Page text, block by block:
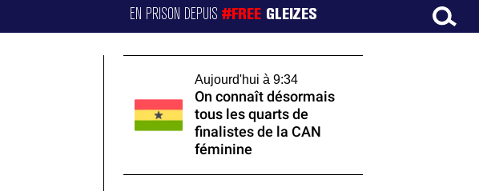
EN PRISON DEPUIS#FREE GLEIZES
Aujourd'hui à 9:34
On connaît désormais
tous les quarts de
finalistes de la CAN
féminine